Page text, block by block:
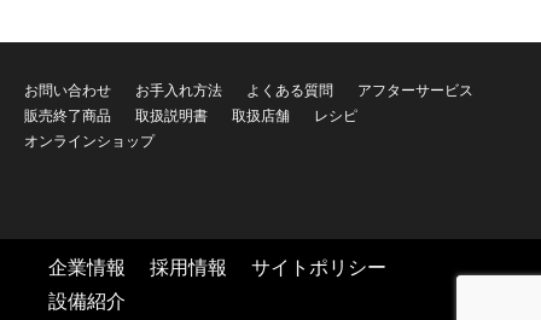
お問い合わせ お手入れ方法 よくある質問
アフターサービス
販売終了商品
取扱説明書 取扱店舗
レシピ
オンラインショップ
企業情報 採用情報
サイトポリシー
設備紹介